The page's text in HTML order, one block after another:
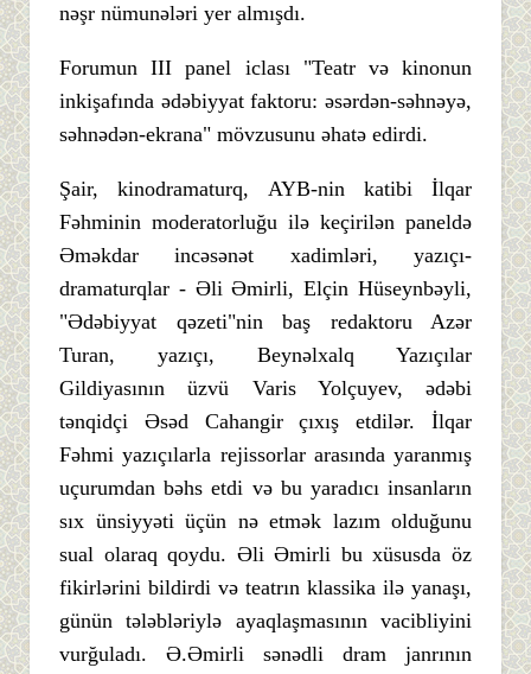
nəşr nümunələri yer almışdı.
Forumun III panel iclası "Teatr və kinonun
inkişafında ədəbiyyat faktoru: əsərdən-səhnəyə,
səhnədən-ekrana" mövzusunu əhatə edirdi.
Şair, kinodramaturq, AYB-nin katibi İlqar
Fəhminin moderatorluğu ilə keçirilən paneldə
Əməkdar incəsənət xadimləri, yazıçı-
dramaturqlar - Əli Əmirli, Elçin Hüseynbəyli,
"Ədəbiyyat qəzeti"nin baş redaktoru Azər
Turan, yazıçı, Beynəlxalq Yazıçılar
Gildiyasının üzvü Varis Yolçuyev, ədəbi
tənqidçi Əsəd Cahangir çıxış etdilər. İlqar
Fəhmi yazıçılarla rejissorlar arasında yaranmış
uçurumdan bəhs etdi və bu yaradıcı insanların
sıx ünsiyyəti üçün nə etmək lazım olduğunu
sual olaraq qoydu. Əli Əmirli bu xüsusda öz
fikirlərini bildirdi və teatrın klassika ilə yanaşı,
günün tələbləriylə ayaqlaşmasının vacibliyini
vurğuladı. Ə.Əmirli sənədli dram janrının